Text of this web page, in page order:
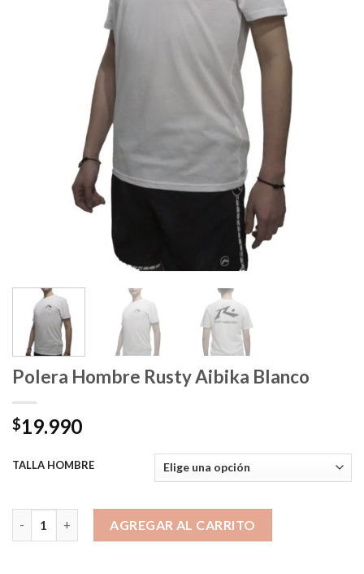
Polera Hombre Rusty Aibika Blanco
$19.990
TALLA HOMBRE
AGREGAR AL CARRITO